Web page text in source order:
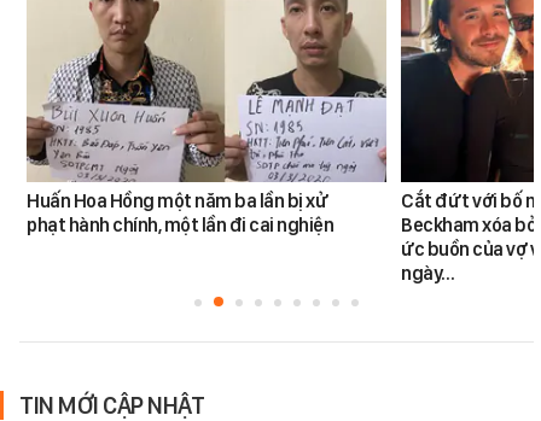
Huấn Hoa Hồng một năm ba lần bị xử
phạt hành chính, một lần đi cai nghiện
Cắt đứt với bố
Beckham xóa
ức buồn của vợ
ngày…
TIN MỚI CẬP NHẬT